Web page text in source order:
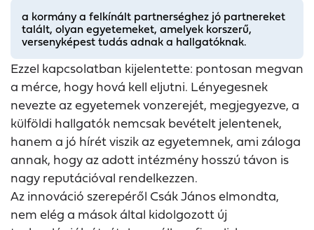
a kormány a felkínált partnerséghez jó partnereket
talált, olyan egyetemeket, amelyek korszerű,
versenyképest tudás adnak a hallgatóknak.
Ezzel kapcsolatban kijelentette: pontosan megvan
a mérce, hogy hová kell eljutni. Lényegesnek
nevezte az egyetemek vonzerejét, megjegyezve, a
külföldi hallgatók nemcsak bevételt jelentenek,
hanem a jó hírét viszik az egyetemnek, ami záloga
annak, hogy az adott intézmény hosszú távon is
nagy reputációval rendelkezzen.
Az innováció szerepéről Csák János elmondta,
nem elég a mások által kidolgozott új